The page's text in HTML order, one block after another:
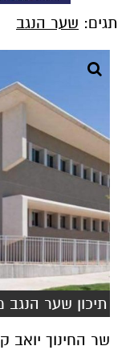
תגים: שער הנגב
תיכון שער הנגב
שר החינוך